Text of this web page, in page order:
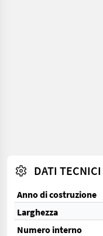
DATI TECNICI
Anno di costruzione
Larghezza
Numero interno